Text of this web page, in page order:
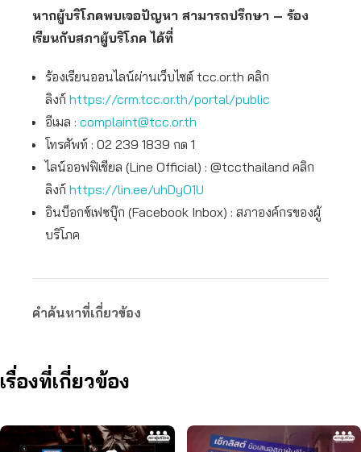
หากผู้บริโภคพบเจอปัญหา สามารถปรึกษา – ร้อง
เรียนกับสภาผู้บริโภค ได้ที่
ร้องเรียนออนไลน์ผ่านเว็บไซต์ tcc.or.th คลิก
ลิงก์ https://crm.tcc.or.th/portal/public
อีเมล : complaint@tcc.or.th
โทรศัพท์ : 02 239 1839 กด 1
ไลน์ออฟฟิเชียล (Line Official) : @tccthailand คลิก
ลิงก์ https://lin.ee/uhDyO1U
อินบ็อกซ์เฟซบุ๊ก (Facebook Inbox) ​: สภาองค์กรของผู้
บริโภค
คำค้นหาที่เกี่ยวข้อง
เรื่องที่เกี่ยวข้อง